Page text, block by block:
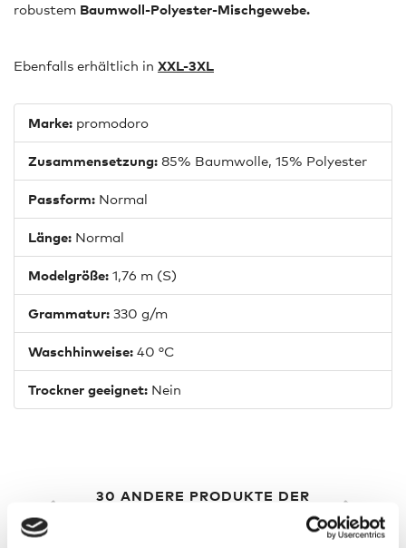
robustem Baumwoll-Polyester-Mischgewebe.
Ebenfalls erhältlich in XXL-3XL
Marke: promodoro
Zusammensetzung: 85% Baumwolle, 15% Polyester
Passform: Normal
Länge: Normal
Modelgröße: 1,76 m (S)
Grammatur: 330 g/m
Waschhinweise: 40 °C
Trockner geeignet: Nein
30 ANDERE PRODUKTE DER